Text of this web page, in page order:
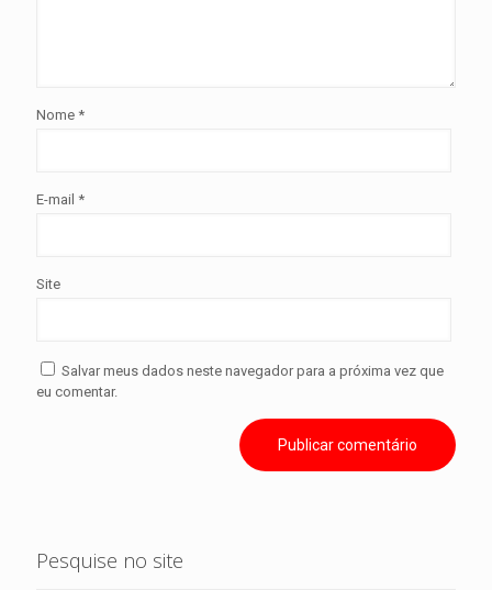
Nome *
E-mail *
Site
Salvar meus dados neste navegador para a próxima vez que
eu comentar.
Pesquise no site